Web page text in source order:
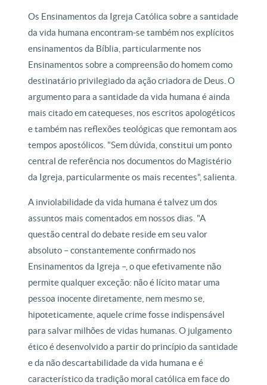
Os Ensinamentos da Igreja Católica sobre a santidade
da vida humana encontram-se também nos explícitos
ensinamentos da Bíblia, particularmente nos
Ensinamentos sobre a compreensão do homem como
destinatário privilegiado da ação criadora de Deus. O
argumento para a santidade da vida humana é ainda
mais citado em catequeses, nos escritos apologéticos
e também nas reflexões teológicas que remontam aos
tempos apostólicos. "Sem dúvida, constitui um ponto
central de referência nos documentos do Magistério
da Igreja, particularmente os mais recentes", salienta.
A inviolabilidade da vida humana é talvez um dos
assuntos mais comentados em nossos dias. "A
questão central do debate reside em seu valor
absoluto – constantemente confirmado nos
Ensinamentos da Igreja –, o que efetivamente não
permite qualquer exceção: não é lícito matar uma
pessoa inocente diretamente, nem mesmo se,
hipoteticamente, aquele crime fosse indispensável
para salvar milhões de vidas humanas. O julgamento
ético é desenvolvido a partir do princípio da santidade
e da não descartabilidade da vida humana e é
característico da tradição moral católica em face do